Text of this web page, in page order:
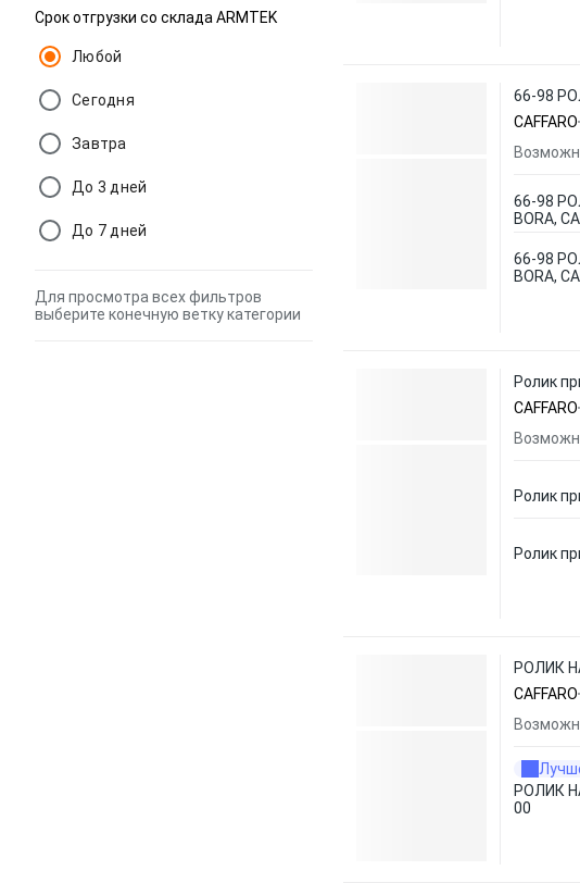
Срок отгрузки со склада ARMTEK
Любой
Сегодня
Завтра
До 3 дней
До 7 дней
Для просмотра всех фильтров
выберите конечную ветку категории
66-98
CAFFARO
66-98
BORA,
66-98
BORA,
Ролик
CAFFARO
Ролик
Ролик
РОЛИК
CAFFARO
РОЛИК
00